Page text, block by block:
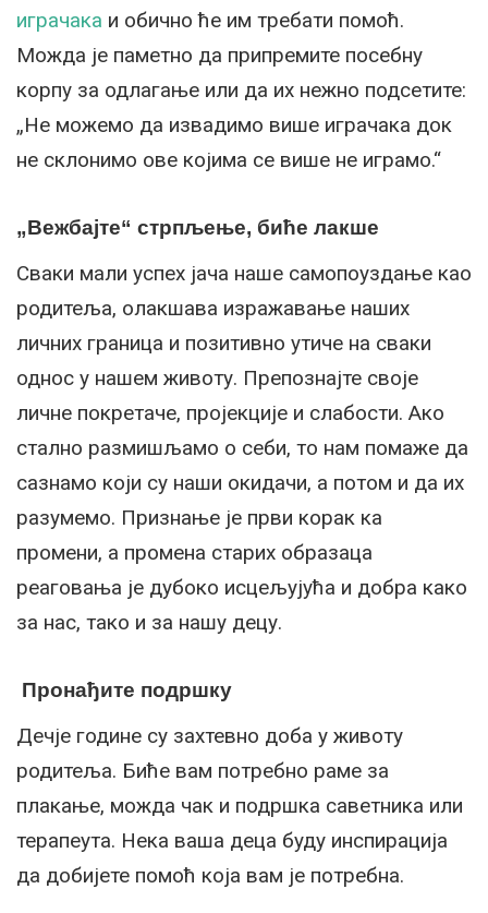
играчака и обично ће им требати помоћ.
Можда је паметно да припремите посебну
корпу за одлагање или да их нежно подсетите:
„Не можемо да извадимо више играчака док
не склонимо ове којима се више не играмо.“
„Вежбајте“ стрпљење, биће лакше
Сваки мали успех јача наше самопоуздање као
родитеља, олакшава изражавање наших
личних граница и позитивно утиче на сваки
однос у нашем животу. Препознајте своје
личне покретаче, пројекције и слабости. Ако
стално размишљамо о себи, то нам помаже да
сазнамо који су наши окидачи, а потом и да их
разумемо. Признање је први корак ка
промени, а промена старих образаца
реаговања је дубоко исцељујућа и добра како
за нас, тако и за нашу децу.
Пронађите подршку
Дечје године су захтевно доба у животу
родитеља. Биће вам потребно раме за
плакање, можда чак и подршка саветника или
терапеута. Нека ваша деца буду инспирација
да добијете помоћ која вам је потребна.